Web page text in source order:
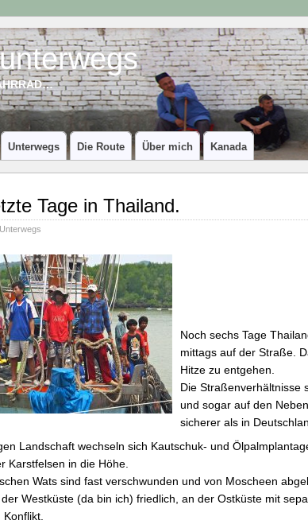
Unterwegs Die Route Über mich Kanada
Tage in Thailand.
Unterwegs
Noch sechs Tage
mittags auf der Straße.
Hitze zu entgehen.
Die Straßenverhältnisse
und sogar auf den
sicherer als in
Landschaft wechseln sich Kautschuk- und
Karstfelsen in die Höhe.
Wats sind fast verschwunden und von Moscheen
Westküste (da bin ich) friedlich, an der Ostküste mit